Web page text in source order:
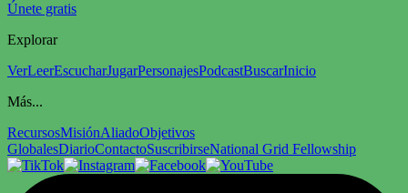
Únete gratis
Explorar
VerLeerEscucharJugarPersonajesPodcastBuscarInicio
Más...
RecursosMisiónAliadoObjetivos
GlobalesDiarioContactoSuscribirseNational Grid Fellowship